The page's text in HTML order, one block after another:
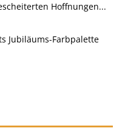
Hoffnungen...
Jubiläums-Farbpalette